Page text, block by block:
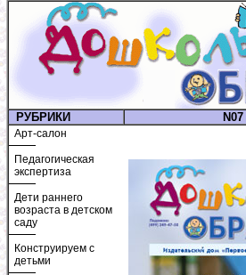
РУБРИКИ
Арт-салон
Педагогическая
экспертиза
Дети раннего
возраста в детском
саду
Конструируем с
детьми